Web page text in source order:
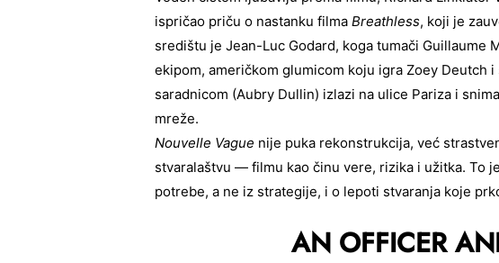
ispričao priču o nastanku filmaBreathless, koji je
središtu je Jean-Luc Godard, koga tumači Guillaume
ekipom, američkom glumicom koju igra Zoey Deutch
saradnicom (Aubry Dullin) izlazi na ulice Pariza i
mreže.
Nouvelle Vague nije puka rekonstrukcija, već
stvaralaštvu — filmu kao činu vere, rizika i užitka. To
potrebe, a ne iz strategije, i o lepoti stvaranja koje
AN OFFICER